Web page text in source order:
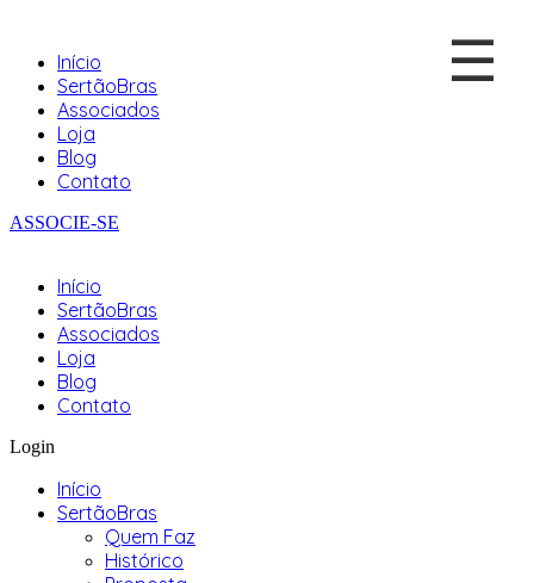
Início
SertãoBras
Associados
Loja
Blog
Contato
ASSOCIE-SE
Início
SertãoBras
Associados
Loja
Blog
Contato
☰
Login
Início
SertãoBras
Quem Faz
Histórico